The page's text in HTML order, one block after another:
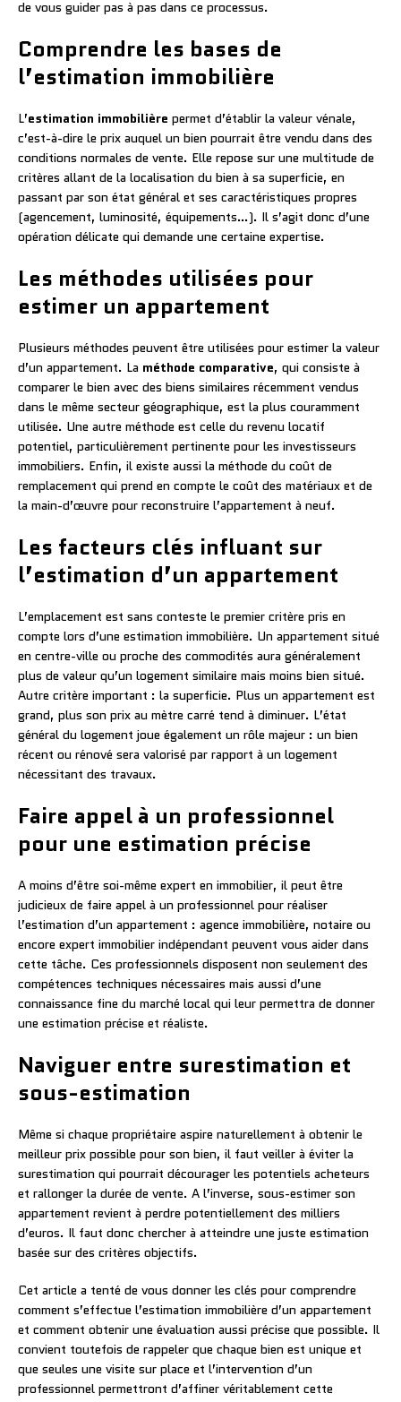
de vous guider pas à pas dans ce processus.
Comprendre les bases de
l’estimation immobilière
L’estimation immobilière permet d’établir la valeur vénale,
c’est-à-dire le prix auquel un bien pourrait être vendu dans des
conditions normales de vente. Elle repose sur une multitude de
critères allant de la localisation du bien à sa superficie, en
passant par son état général et ses caractéristiques propres
(agencement, luminosité, équipements…). Il s’agit donc d’une
opération délicate qui demande une certaine expertise.
Les méthodes utilisées pour
estimer un appartement
Plusieurs méthodes peuvent être utilisées pour estimer la valeur
d’un appartement. La méthode comparative, qui consiste à
comparer le bien avec des biens similaires récemment vendus
dans le même secteur géographique, est la plus couramment
utilisée. Une autre méthode est celle du revenu locatif
potentiel, particulièrement pertinente pour les investisseurs
immobiliers. Enfin, il existe aussi la méthode du coût de
remplacement qui prend en compte le coût des matériaux et de
la main-d’œuvre pour reconstruire l’appartement à neuf.
Les facteurs clés influant sur
l’estimation d’un appartement
L’emplacement est sans conteste le premier critère pris en
compte lors d’une estimation immobilière. Un appartement situé
en centre-ville ou proche des commodités aura généralement
plus de valeur qu’un logement similaire mais moins bien situé.
Autre critère important : la superficie. Plus un appartement est
grand, plus son prix au mètre carré tend à diminuer. L’état
général du logement joue également un rôle majeur : un bien
récent ou rénové sera valorisé par rapport à un logement
nécessitant des travaux.
Faire appel à un professionnel
pour une estimation précise
A moins d’être soi-même expert en immobilier, il peut être
judicieux de faire appel à un professionnel pour réaliser
l’estimation d’un appartement : agence immobilière, notaire ou
encore expert immobilier indépendant peuvent vous aider dans
cette tâche. Ces professionnels disposent non seulement des
compétences techniques nécessaires mais aussi d’une
connaissance fine du marché local qui leur permettra de donner
une estimation précise et réaliste.
Naviguer entre surestimation et
sous-estimation
Même si chaque propriétaire aspire naturellement à obtenir le
meilleur prix possible pour son bien, il faut veiller à éviter la
surestimation qui pourrait décourager les potentiels acheteurs
et rallonger la durée de vente. A l’inverse, sous-estimer son
appartement revient à perdre potentiellement des milliers
d’euros. Il faut donc chercher à atteindre une juste estimation
basée sur des critères objectifs.
Cet article a tenté de vous donner les clés pour comprendre
comment s’effectue l’estimation immobilière d’un appartement
et comment obtenir une évaluation aussi précise que possible. Il
convient toutefois de rappeler que chaque bien est unique et
que seules une visite sur place et l’intervention d’un
professionnel permettront d’affiner véritablement cette